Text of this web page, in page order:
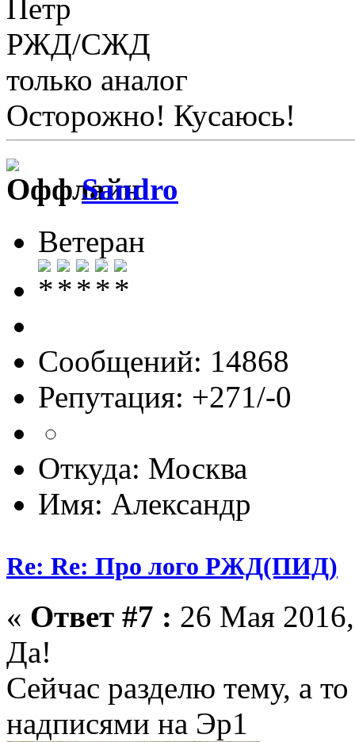
Петр
РЖД/СЖД
только аналог
Осторожно! Кусаюсь!
Sandro
Ветеран
Сообщений: 14868
Репутация: +271/-0
Откуда: Москва
Имя: Александр
Re: Re: Про лого РЖД(ПИД)
« Ответ #7 : 26 Мая
Да!
Сейчас разделю тему, а
надписями на Эр1